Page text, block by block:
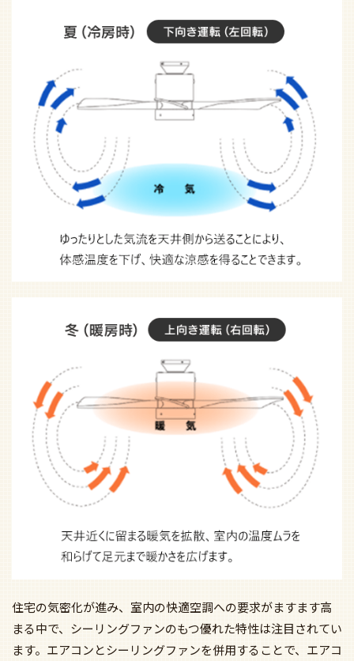
住宅の気密化が進み、室内の快適空調への要求がますます高
まる中で、シーリングファンのもつ優れた特性は注目されてい
ます。エアコンとシーリングファンを併用することで、エアコ